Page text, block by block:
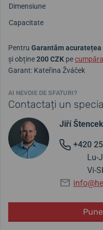
Dimensiune
Capacitate
Pentru Garantăm acuratețea
și obține200 CZK pe
Garant: Kateřina Žváček
AI NEVOIE DE SFATURI?
Contactați un
Jiří Štencek
+420
Lu-
Vi-